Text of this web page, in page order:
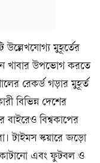
উল্লেখযোগ্য মুহূর্তের
খাবার উপভোগ করতে
রেকর্ড গড়ার মুহূর্ত
বিভিন্ন দেশের
বাইরেও বিশ্বকাপের
টাইমস স্কয়ারে জড়ো
কাটানো এবং ফুটবল ও